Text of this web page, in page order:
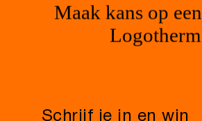
Maak kans op een
Logotherm
Schrijf je in en win